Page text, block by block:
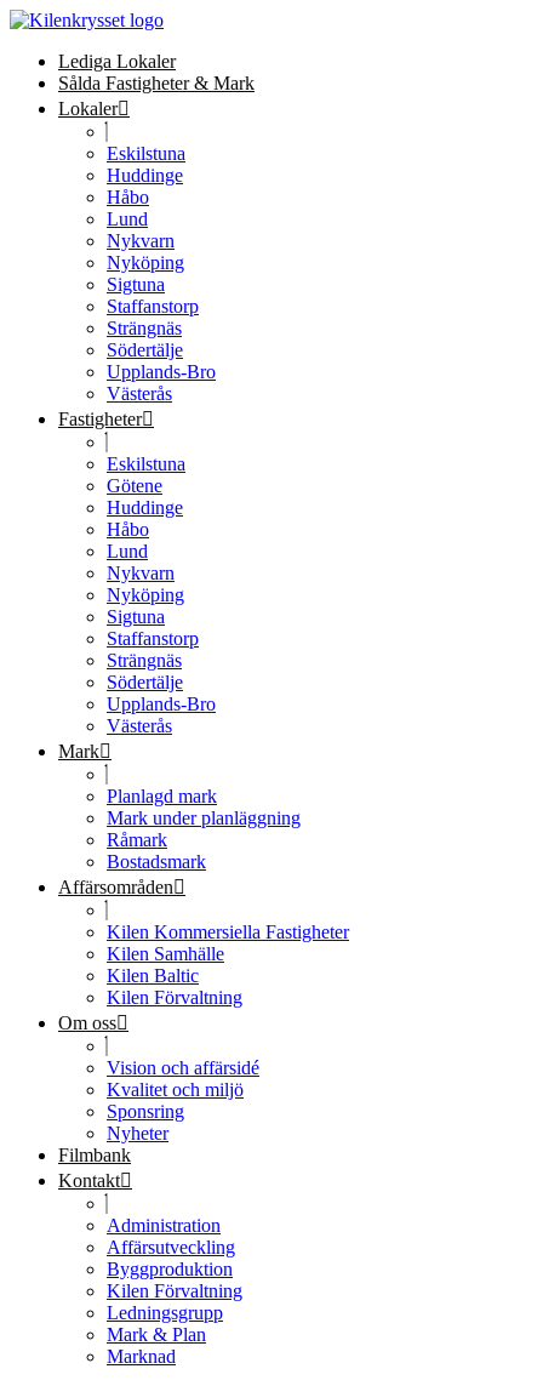
Lediga Lokaler
Sålda Fastigheter & Mark
Lokaler
Eskilstuna
Huddinge
Håbo
Lund
Nykvarn
Nyköping
Sigtuna
Staffanstorp
Strängnäs
Södertälje
Upplands-Bro
Västerås
Fastigheter
Eskilstuna
Götene
Huddinge
Håbo
Lund
Nykvarn
Nyköping
Sigtuna
Staffanstorp
Strängnäs
Södertälje
Upplands-Bro
Västerås
Mark
Planlagd mark
Mark under planläggning
Råmark
Bostadsmark
Affärsområden
Kilen Kommersiella Fastigheter
Kilen Samhälle
Kilen Baltic
Kilen Förvaltning
Om oss
Vision och affärsidé
Kvalitet och miljö
Sponsring
Nyheter
Filmbank
Kontakt
Administration
Affärsutveckling
Byggproduktion
Kilen Förvaltning
Ledningsgrupp
Mark & Plan
Marknad